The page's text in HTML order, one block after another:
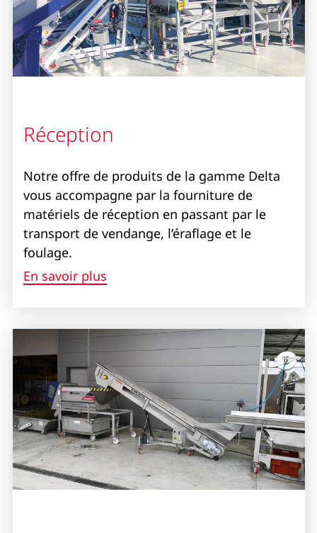
Réception
Notre offre de produits de la gamme Delta
vous accompagne par la fourniture de
matériels de réception en passant par le
transport de vendange, l’éraflage et le
foulage.
En savoir plus